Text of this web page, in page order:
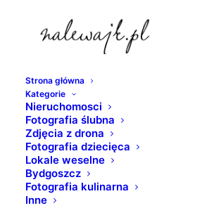
Strona główna
Kategorie
Nieruchomosci
Fotografia ślubna
Zdjęcia z drona
Fotografia dziecięca
Lokale weselne
Bydgoszcz
Fotografia kulinarna
Inne
sesje-fotograficzne-wnetrz-
Strona Główna
Apartament na wynajem w prestiżowej
fotograficzne mieszkań, domów i innych
sesje-fotograficzne-wnetrz-